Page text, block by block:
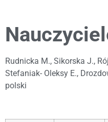
Rudnicka M., Sikorska J.,
Stefaniak- Oleksy E.,
polski